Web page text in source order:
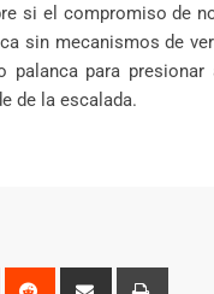
si el compromiso de
sin mecanismos de
para
de la escalada.
Pinterest Reddit
Share